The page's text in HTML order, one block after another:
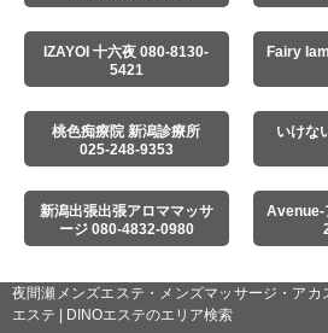
IZAYOI 十六夜 080-8130-
5421
Fairy
桃色痴療院 新潟診療所
025-248-9353
いけな
新潟出張出張アロママッサ
ージ 080-4832-0980
Avenue-
夜間瀬メンズエステ・メンズマッサージ・ア
エステ | DINOエステのエリア検索